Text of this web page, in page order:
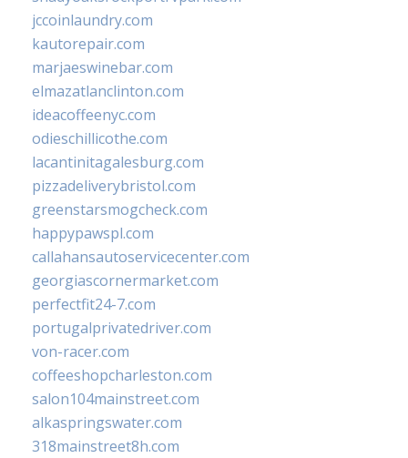
jccoinlaundry.com
kautorepair.com
marjaeswinebar.com
elmazatlanclinton.com
ideacoffeenyc.com
odieschillicothe.com
lacantinitagalesburg.com
pizzadeliverybristol.com
greenstarsmogcheck.com
happypawspl.com
callahansautoservicecenter.com
georgiascornermarket.com
perfectfit24-7.com
portugalprivatedriver.com
von-racer.com
coffeeshopcharleston.com
salon104mainstreet.com
alkaspringswater.com
318mainstreet8h.com